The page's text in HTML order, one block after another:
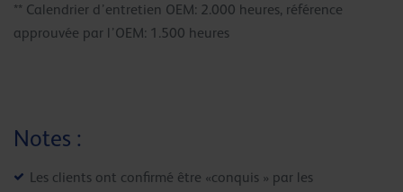
** Calendrier d’entretien OEM: 2.000 heures, référence
approuvée par l’OEM: 1.500 heures
Notes :
Les clients ont confirmé être «conquis » par les